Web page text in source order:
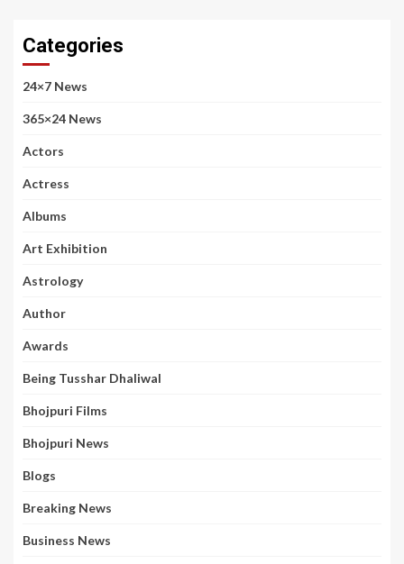
Categories
24×7 News
365×24 News
Actors
Actress
Albums
Art Exhibition
Astrology
Author
Awards
Being Tusshar Dhaliwal
Bhojpuri Films
Bhojpuri News
Blogs
Breaking News
Business News